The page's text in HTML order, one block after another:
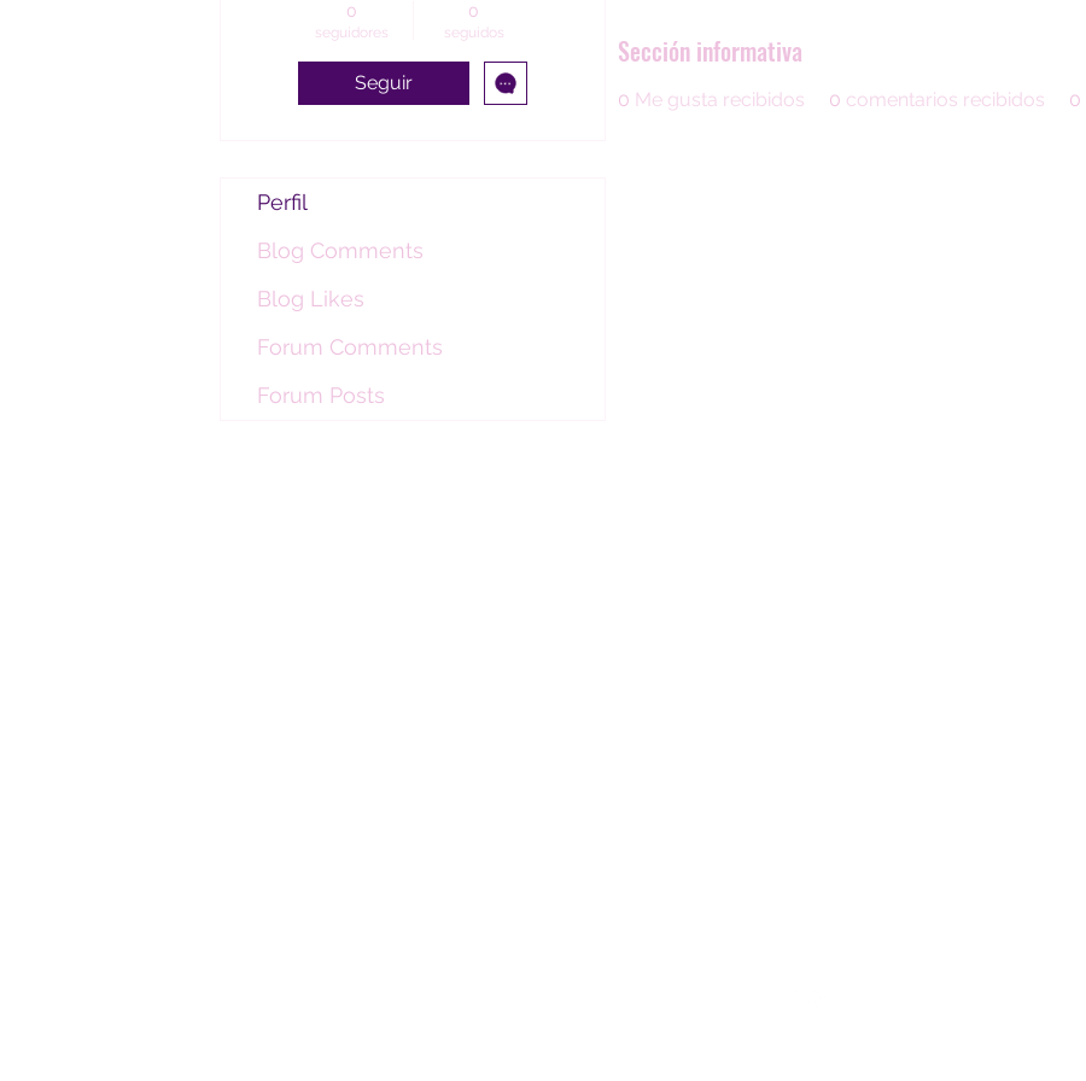
Sección informativa
0 Me gusta recibidos 0 comentarios recibidos 0
0
seguidores
0
seguidos
Seguir
Perfil
Blog Comments
Blog Likes
Forum Comments
Forum Posts